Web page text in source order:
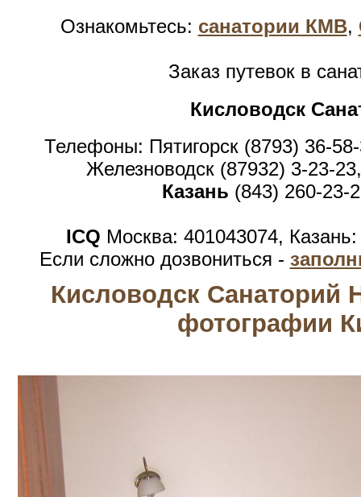
Ознакомьтесь: санатории КМВ,
Заказ путевок в
Кисловодск
Телефоны: Пятигорск (8793) 36-
Железноводск (87932) 3-23-
Казань (843) 260-23-
ICQ Москва: 401043074,
Если сложно дозвониться -
Кисловодск Санаторий
фотографии